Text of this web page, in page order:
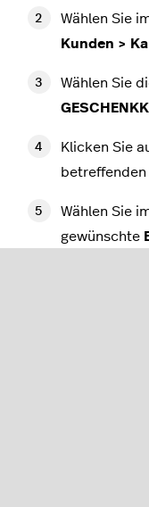
Wählen Sie
Kunden >
Wählen Sie
Klicken Sie
Wählen Sie
gewünschte